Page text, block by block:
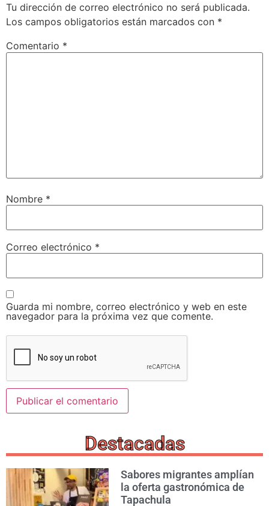
Tu dirección de correo electrónico no será publicada.
Los campos obligatorios están marcados con *
Comentario *
Nombre *
Correo electrónico *
Guarda mi nombre, correo electrónico y web en este
navegador para la próxima vez que comente.
Destacadas
Sabores migrantes amplían
la oferta gastronómica de
Tapachula